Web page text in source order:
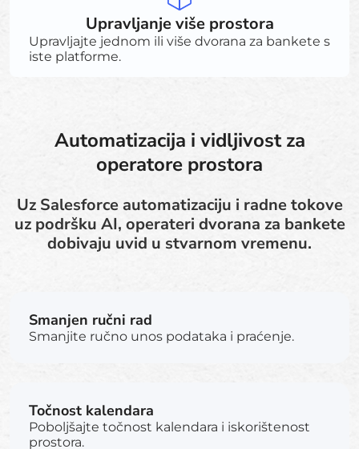
Upravljanje više prostora
Upravljajte jednom ili više dvorana za bankete s
iste platforme.
Automatizacija i vidljivost za
operatore prostora
Uz Salesforce automatizaciju i radne tokove
uz podršku AI, operateri dvorana za bankete
dobivaju uvid u stvarnom vremenu.
Smanjen ručni rad
Smanjite ručno unos podataka i praćenje.
Točnost kalendara
Poboljšajte točnost kalendara i iskorištenost
prostora.